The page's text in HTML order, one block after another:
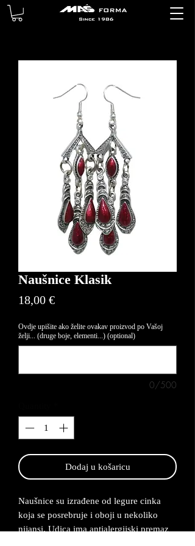
Naušnice Klasik
18,00 €Price
Ovdje upišite ako želite ovakav proizvod po Vašoj
želji... (druge boje, elementi...) (optional)
0/500
Dodaj u košaricu
Naušnice su izrađene od legure cinka
koja se posrebruje i oboji u nekoliko
nijansi. Udica ima antialergijski premaz